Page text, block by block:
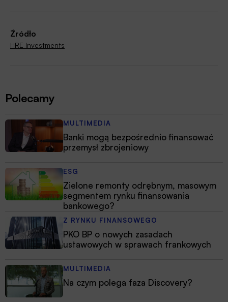
Źródło
HRE Investments
Polecamy
MULTIMEDIA
Banki mogą bezpośrednio finansować
przemysł zbrojeniowy
ESG
Zielone remonty odrębnym, masowym
segmentem rynku finansowania
bankowego?
Z RYNKU FINANSOWEGO
PKO BP o nowych zasadach
ustawowych w sprawach frankowych
MULTIMEDIA
Na czym polega faza Discovery?